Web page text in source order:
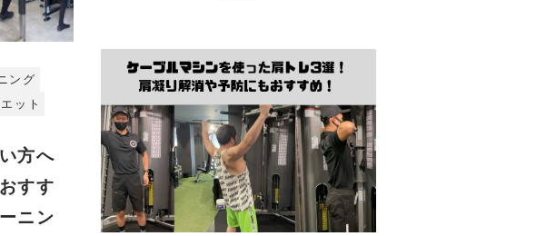
ング
ット
方へ
すす
ニン